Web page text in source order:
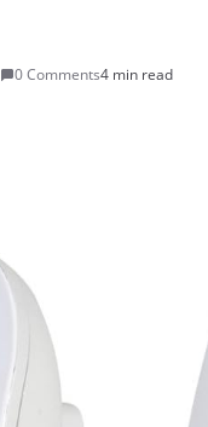
0 Comments4 min read